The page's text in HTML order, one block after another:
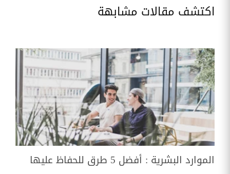
اكتشف مقالات مشابهة
الموارد البشرية : أفضل 5 طرق للحفاظ عليها